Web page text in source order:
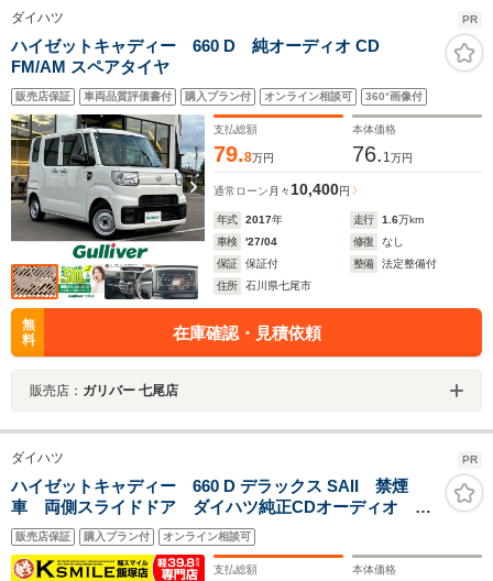
ダイハツ PR
ハイゼットキャディー 660 D 純オーディオ CD
FM/AM スペアタイヤ
販売店保証 車両品質評価書付 購入プラン付 オンライン相談可 360°画像付
支払総額
79.8万円
本体価格
76. 1万円
通常ローン 月々10,400円
年式 2017年 走行 1.6万km
車検
'27/04 修復
なし
保証
保証付 整備
法定整備付
住所
石川県七尾市
無
料
在庫確認・見積依頼
販売店： ガリバー 七尾店
ダイハツ PR
ハイゼットキャディー 660 D デラックス SAII 禁煙
車 両側スライドドア ダイハツ純正CDオーディオ ミ
ュージックプレイヤー接続可 アイドリングストップ
ETC ドライブレコーダー キーレス 衝突軽減ブレー
キ 横滑り防止装置 障害物センサー
販売店保証 購入プラン付 オンライン相談可
支払総額 本体価格